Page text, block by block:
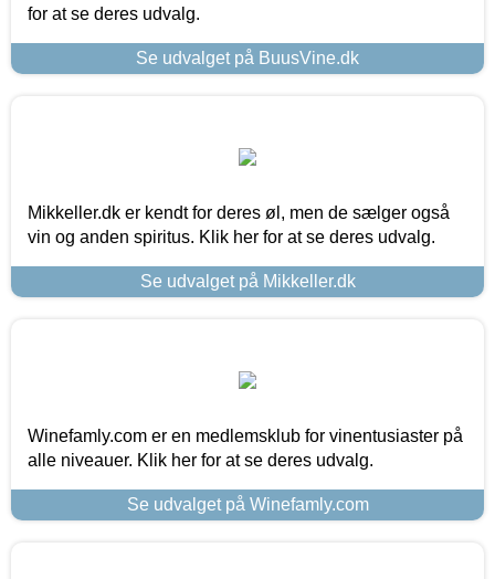
for at se deres udvalg.
Se udvalget på BuusVine.dk
Mikkeller.dk er kendt for deres øl, men de sælger også
vin og anden spiritus. Klik her for at se deres udvalg.
Se udvalget på Mikkeller.dk
Winefamly.com er en medlemsklub for vinentusiaster på
alle niveauer. Klik her for at se deres udvalg.
Se udvalget på Winefamly.com